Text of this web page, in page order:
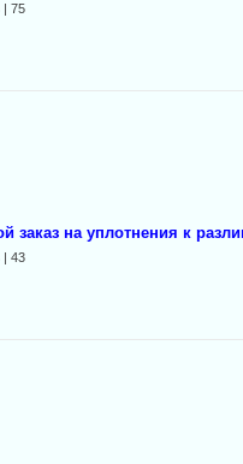
| 75
заказ на уплотнения к
| 43